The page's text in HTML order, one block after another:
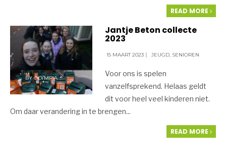
READ MORE
BYOLYMPIA
Jantje Beton collecte
2023
15 MAART 2023 | JEUGD, SENIOREN
Voor ons is spelen
vanzelfsprekend. Helaas geldt
dit voor heel veel kinderen niet.
Om daar verandering in te brengen...
READ MORE